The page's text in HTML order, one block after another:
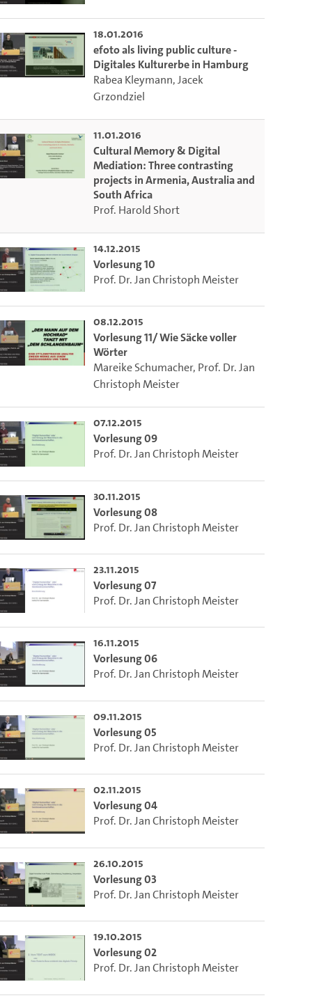
aktuelle Zeit auszuwählen.
aktuelle Zeit auszuwählen.
Link auf den Ausschnitt des Videos.
Lecture2Go-Videoplayer einzubetten.
18.01.2016
efoto als living public culture -
Digitales Kulturerbe in Hamburg
Rabea Kleymann,Jacek
Grzondziel
11.01.2016
Cultural Memory & Digital
Mediation: Three contrasting
projects in Armenia, Australia and
South Africa
Prof. Harold Short
14.12.2015
Vorlesung 10
Prof. Dr. Jan Christoph Meister
08.12.2015
Vorlesung 11/ Wie Säcke voller
Wörter
Mareike Schumacher, Prof. Dr. Jan
Christoph Meister
07.12.2015
Vorlesung 09
Prof. Dr. Jan Christoph Meister
30.11.2015
Vorlesung 08
Prof. Dr. Jan Christoph Meister
23.11.2015
Vorlesung 07
Prof. Dr. Jan Christoph Meister
16.11.2015
Vorlesung 06
Prof. Dr. Jan Christoph Meister
09.11.2015
Vorlesung 05
Prof. Dr. Jan Christoph Meister
02.11.2015
Vorlesung 04
Prof. Dr. Jan Christoph Meister
26.10.2015
Vorlesung 03
Prof. Dr. Jan Christoph Meister
19.10.2015
Vorlesung 02
Prof. Dr. Jan Christoph Meister